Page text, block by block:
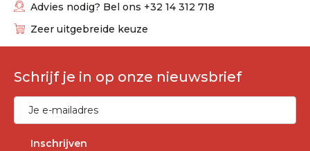
Advies nodig? Bel ons +32 14 312 718
Zeer uitgebreide keuze
Schrijf je in op onze nieuwsbrief
Inschrijven